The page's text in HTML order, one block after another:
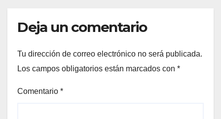
Deja un comentario
Tu dirección de correo electrónico no será publicada.
Los campos obligatorios están marcados con *
Comentario *